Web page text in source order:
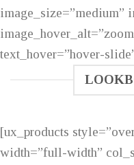
image_size=”medium”
text_hover=”hover-
[ux_products
width=”full-width”